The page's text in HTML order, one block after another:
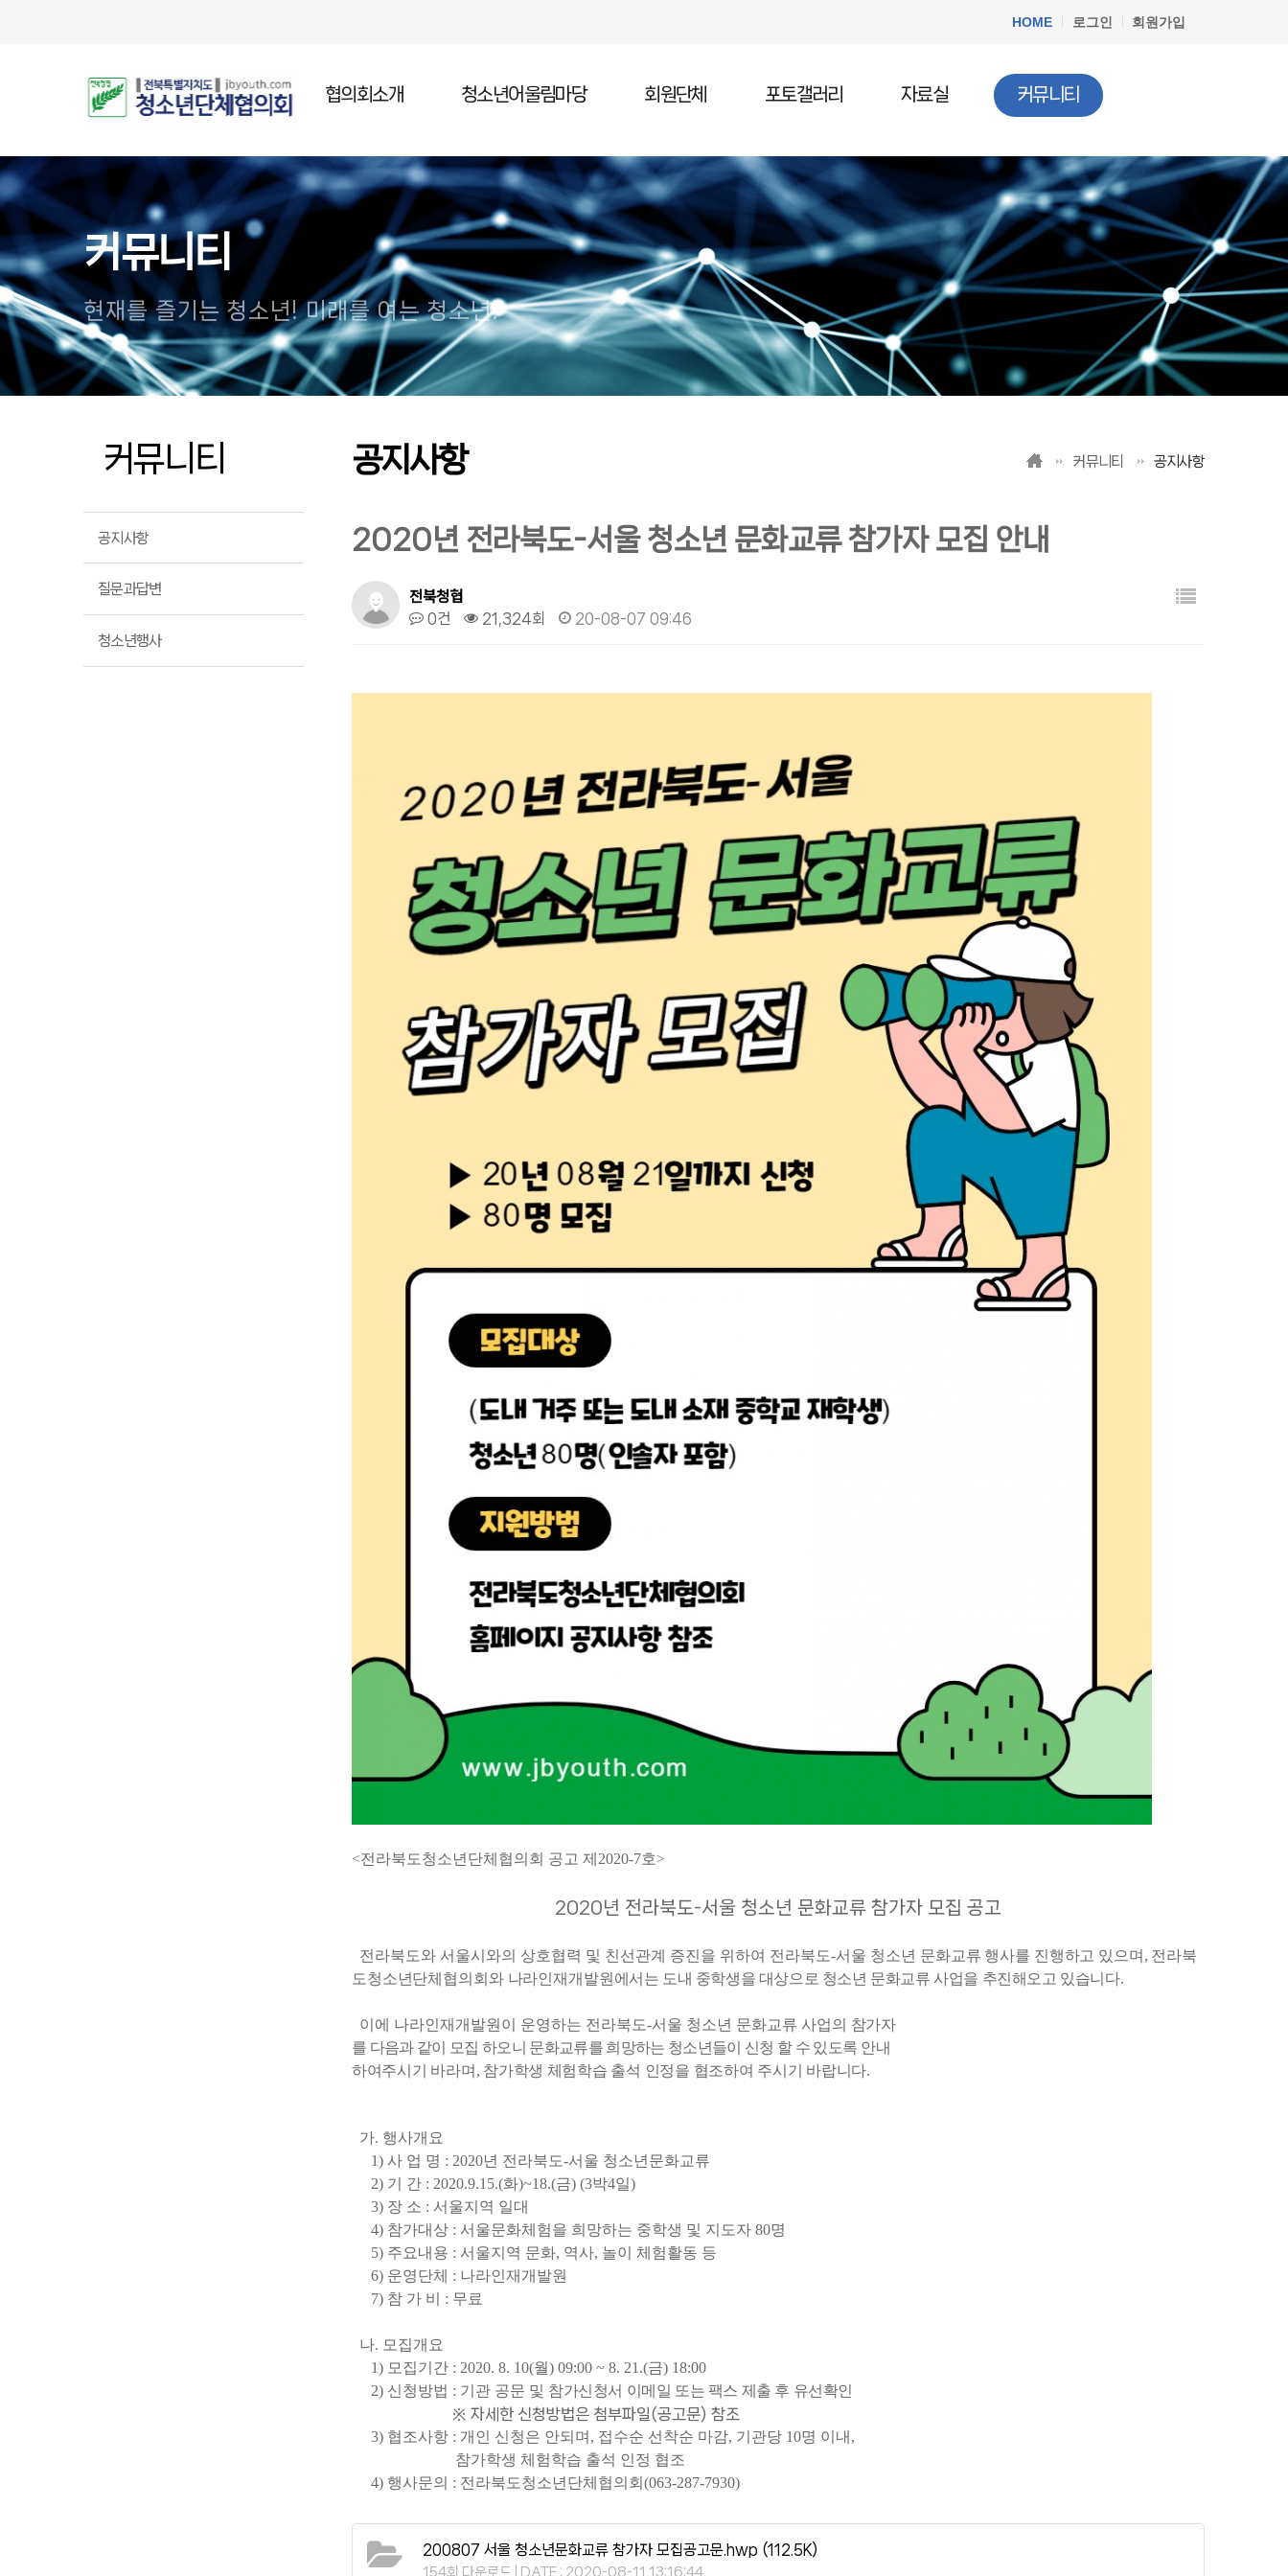
HOME 로그인 회원가입
협의회소개
인사말
설립목적
주요연혁
조직임원
오시는길
청소년어울림마당
청소년어울림마당 소개
청소년어울림마당 일정
청소년어울림마당 참가
회원단체 포토갤러리 자료실
청소년법률
청소년정책
문서자료실
청소년 DB
청소년 관련기사
커뮤니티
공지사항
질문과답변
청소년행사
커뮤니티
현재를 즐기는 청소년! 미래를 여는 청소년!
커뮤니티
공지사항
질문과답변
청소년행사
커뮤니티 공지사항
공지사항
2020년 전라북도-서울 청소년 문화교류 참가자 모집 안내
전북청협
0건
21,324회 20-08-07 09:46
<전라북도청소년단체협의회 공고 제2020-7호>
2020년 전라북도-서울 청소년 문화교류 참가자 모집 공고
전라북도와 서울시와의 상호협력 및 친선관계 증진을 위하여 전라북도-서울 청소년 문화교류 행사를 진행하고 있으며 , 전라북
도청소년단체협의회와 나라인재개발원 에서는 도내 중학생을 대상으로 청소년 문화교류 사업을 추진해오고 있습니다.
이에 나라인재개발원이 운영하는 전라북도-서울 청소년 문화교류 사업의 참가자
를 다음과 같이 모집 하오니 문화교류를 희망하는 청소년들이 신청 할 수 있도록 안내
하여주시기 바라며 , 참가학생 체험학습 출석 인정을 협조하여 주시기 바랍니다.
가. 행사개요
1) 사 업 명 : 2020년 전라북도-서울 청소년문화교류
2) 기 간 : 2020.9.15.(화)~18.(금) (3박4일)
3) 장 소 : 서울지역 일대
4) 참가대상 : 서울문화체험을 희망하는 중학생 및 지도자 80명
5) 주요내용 : 서울지역 문화, 역사, 놀이 체험활동 등
6) 운영단체 : 나라인재개발원
7) 참 가 비 : 무료
나. 모집개요
1) 모집기간 : 2020. 8. 10(월) 09:00 ~ 8. 21.(금) 18:00
2) 신청방법 : 기관 공문 및 참가신청서 이메일 또는 팩스 제출 후 유선확인
※ 자세한 신청방법은 첨부파일(공고문) 참조
3) 협조사항 : 개인 신청은 안되며 , 접수순 선착순 마감, 기관당 10명 이내 ,
참가학생 체험학습 출석 인정 협조
4) 행사문의 : 전라북도청소년단체협의회 (063-287-7930)
200807 서울 청소년문화교류 참가자 모집공고문.hwp (112.5K)
154회 다운로드 | DATE : 2020-08-11 13:16:44